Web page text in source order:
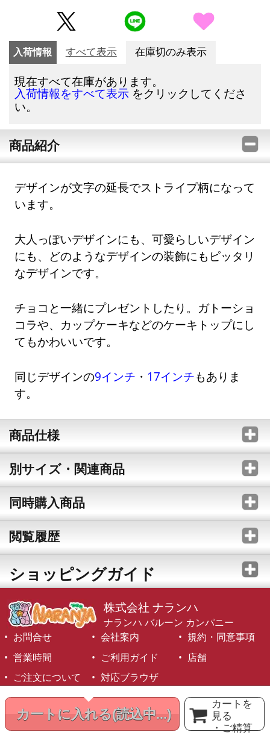
カートに入れる(読込中...)
カートを
見る
・ご精算
入荷情報 すべて表示 在庫切のみ表示
現在すべて在庫があります。
入荷情報をすべて表示 をクリックしてくださ
い。
商品紹介
デザインが文字の延長でストライプ柄になって
います。
大人っぽいデザインにも、可愛らしいデザイン
にも、どのようなデザインの装飾にもピッタリ
なデザインです。
チョコと一緒にプレゼントしたり。ガトーショ
コラや、カップケーキなどのケーキトップにし
てもかわいいです。
同じデザインの9インチ ・ 17インチもありま
す。
商品仕様
別サイズ・関連商品
同時購入商品
閲覧履歴
ショッピングガイド
株式会社 ナランハ
ナランハ バルーン カンパニー
お問合せ
会社案内
規約・同意事項
営業時間
ご利用ガイド
店舗
ご注文について
対応ブラウザ
©1999-2026 NARANJA Inc. All Rights Reserved.